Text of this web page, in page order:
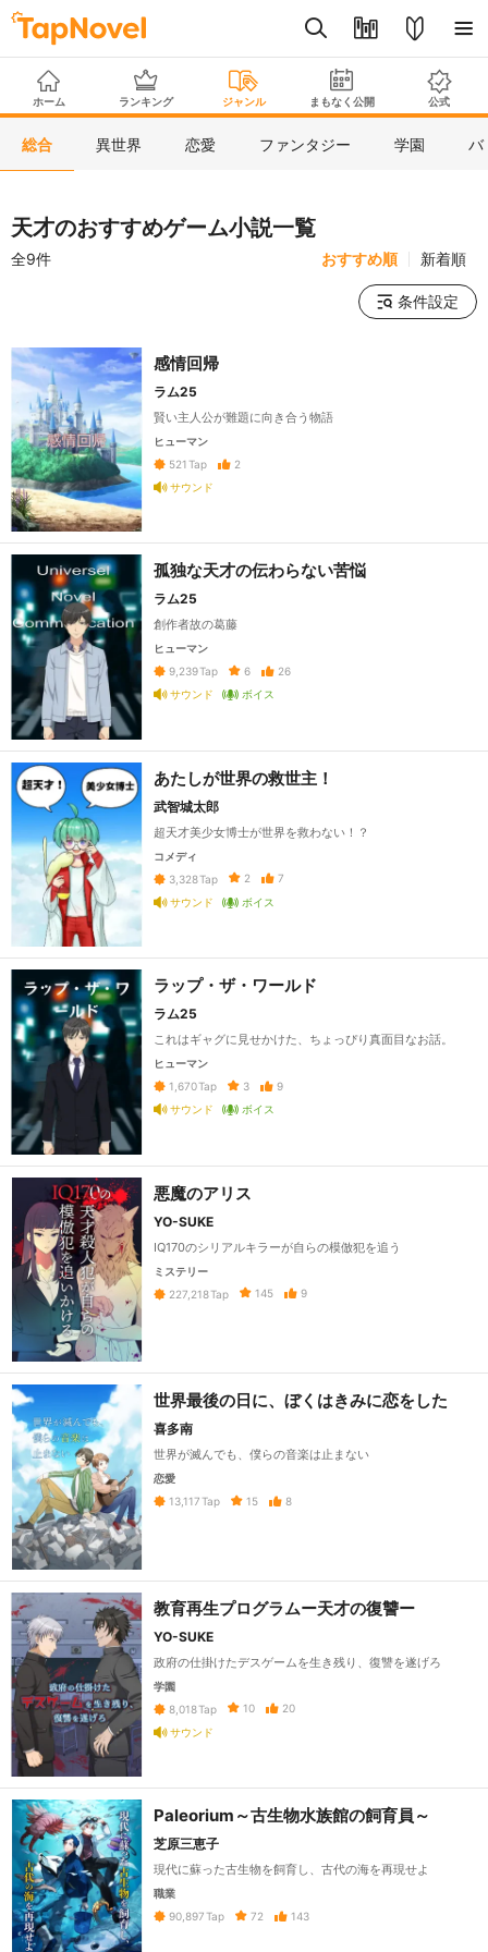
ホーム ランキング ジャンル まもなく公開 公式
総合 異世界 恋愛 ファンタジー 学園 バ
天才のおすすめゲーム小説一覧
全9件 おすすめ順 新着順
条件設定
感情回帰
ラム25
賢い主人公が難題に向き合う物語
ヒューマン
521 Tap
2
サウンド
孤独な天才の伝わらない苦悩
ラム25
創作者故の葛藤
ヒューマン
9,239Tap 6
26
サウンド
ボイス
あたしが世界の救世主！
武智城太郎
超天才美少女博士が世界を救わない！？
コメディ
3,328Tap 2
7
サウンド
ボイス
ラップ・ザ・ワールド
ラム25
これはギャグに見せかけた、ちょっぴり真面目なお話。
ヒューマン
1,670Tap 3
9
サウンド
ボイス
悪魔のアリス
YO-SUKE
IQ170のシリアルキラーが自らの模倣犯を追う
ミステリー
227,218Tap 145 9
世界最後の日に、ぼくはきみに恋をした
喜多南
世界が滅んでも、僕らの音楽は止まない
恋愛
13,117 Tap 15 8
教育再生プログラムー天才の復讐ー
YO-SUKE
政府の仕掛けたデスゲームを生き残り、復讐を遂げろ
学園
8,018Tap 10
20
サウンド
Paleorium～古生物水族館の飼育員～
芝原三恵子
現代に蘇った古生物を飼育し、古代の海を再現せよ
職業
90,897 Tap 72 143